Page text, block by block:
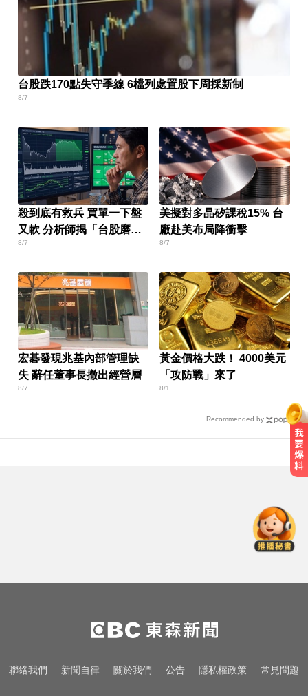
台股跌170點失守季線 6檔列處置股下周採新制
8/7
殺到底有救兵 買單一下盤
又軟 分析師揭「台股磨
人」背後真相
8/7
美擬對多晶矽課稅15% 台
廠赴美布局降衝擊
8/7
宏碁發現兆基內部管理缺
失 辭任董事長撤出經營層
8/7
黃金價格大跌！ 4000美元
「攻防戰」來了
8/1
Recommended by
車 車頭嚴重變形
滴管餵毒性侵致死！台中宮廟總幹
事摧殘傳播妹 下場出爐
「白海豚」可放颱風假？蔣萬安：
聯絡我們 新聞自律 關於我們 公告 隱私權政策 常見問題